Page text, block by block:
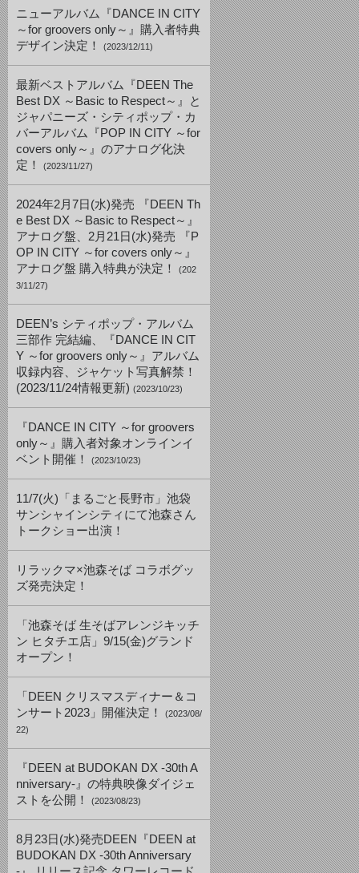
ニューアルバム『DANCE IN CITY
～for groovers only～』購入者特典
デザイン決定！
(2023/12/11)
最新ベストアルバム『DEEN The
Best DX ～Basic to Respect～』と
ジャパニーズ・シティポップ・カ
バーアルバム『POP IN CITY ～for
covers only～』のアナログ化決
定！
(2023/11/27)
2024年2月7日(水)発売 『DEEN Th
e Best DX ～Basic to Respect～』
アナログ盤、2月21日(水)発売 『P
OP IN CITY ～for covers only～』
アナログ盤 購入特典が決定！
(202
3/11/27)
DEEN’s シティポップ・アルバム
三部作 完結編、『DANCE IN CIT
Y ～for groovers only～』アルバム
収録内容、ジャケット写真解禁！
(2023/11/24情報更新) (2023/10/23)
『DANCE IN CITY ～for groovers
only～』購入者対象オンラインイ
ベント開催！
(2023/10/23)
11/7(火)「まるごと長野市」池袋
サンシャインシティにて池森さん
トークショー出演！
リラックマ×池森そば コラボグッ
ズ発売決定！
「池森そば 生そばアレンジキッチ
ン ヒタチエ店」9/15(金)グランド
オープン！
「DEEN クリスマスディナー＆コ
ンサート2023」開催決定！
(2023/08/
22)
『DEEN at BUDOKAN DX -30th A
nniversary-』の特典映像ダイジェ
ストを公開！
(2023/08/23)
8月23日(水)発売DEEN『DEEN at
BUDOKAN DX -30th Anniversary